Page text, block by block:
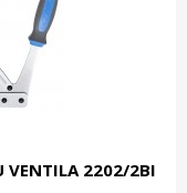
VENTILA 2202/2BI